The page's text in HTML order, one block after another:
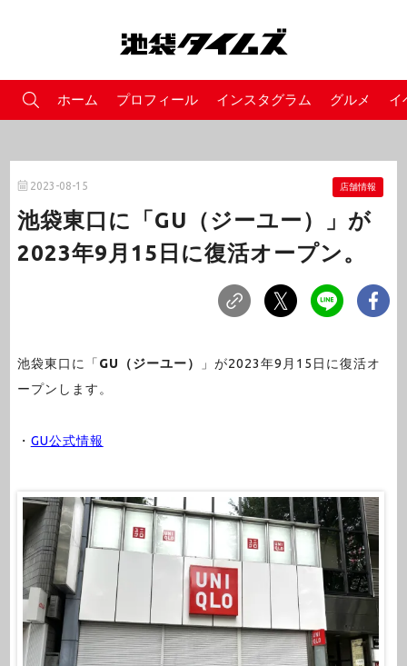
ホーム プロフィール インスタグラム グルメ イ
2023-08-15 店舗情報
池袋東口に「GU（ジーユー）」が
2023年9月15日に復活オープン。
池袋東口に「 GU（ジーユー）
」が2023年9月15日に復活オ
ープンします。
・ GU公式情報